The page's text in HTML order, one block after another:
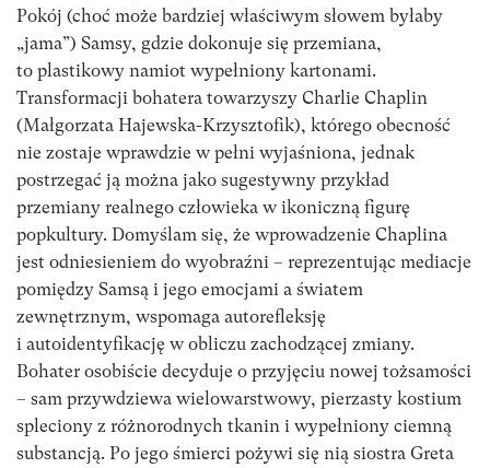
Pokój (choć może bardziej właściwym słowem byłaby
„jama”) Samsy, gdzie dokonuje się przemiana,
to plastikowy namiot wypełniony kartonami.
Transformacji bohatera towarzyszy Charlie Chaplin
(Małgorzata Hajewska-Krzysztofik), którego obecność
nie zostaje wprawdzie w pełni wyjaśniona, jednak
postrzegać ją można jako sugestywny przykład
przemiany realnego człowieka w ikoniczną figurę
popkultury. Domyślam się, że wprowadzenie Chaplina
jest odniesieniem do wyobraźni – reprezentując mediacje
pomiędzy Samsą i jego emocjami a światem
zewnętrznym, wspomaga autorefleksję
i autoidentyfikację w obliczu zachodzącej zmiany.
Bohater osobiście decyduje o przyjęciu nowej tożsamości
– sam przywdziewa wielowarstwowy, pierzasty kostium
spleciony z różnorodnych tkanin i wypełniony ciemną
substancją. Po jego śmierci pożywi się nią siostra Greta